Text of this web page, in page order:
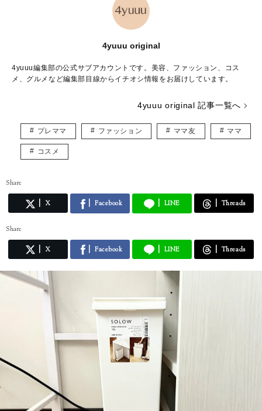
4yuuu original
4yuuu編集部の公式サブアカウントです。美容、ファッション、コス
メ、グルメなど編集部目線からイチオシ情報をお届けしています。
4yuuu original 記事一覧へ
プレママ ファッション ママ友 ママ
コスメ
Share
X Facebook LINE Threads
Share
X Facebook LINE Threads